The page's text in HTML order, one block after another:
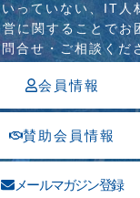
っていない、IT⼈
に関することでお
合せ・ご相談くだ
会員情報
賛助会員情報
メールマガジン登録